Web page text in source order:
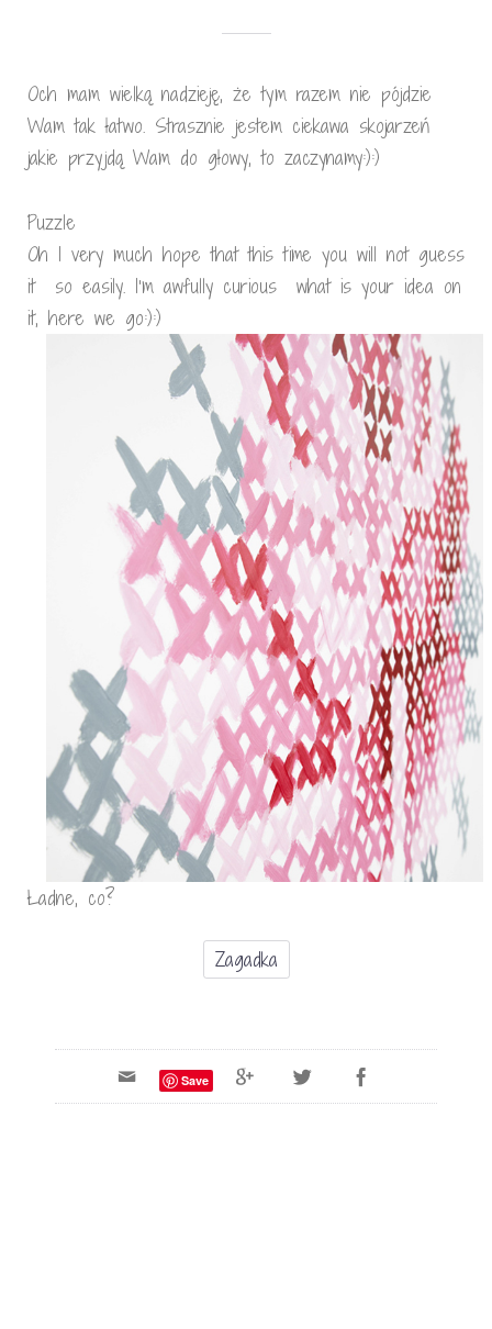
Och mam wielką nadzieję, że tym razem nie pójdzie
Wam tak łatwo. Strasznie jestem ciekawa skojarzeń
jakie przyjdą Wam do głowy, to zaczynamy:):)
Puzzle
Oh I very much hope that this time you will not guess
it so easily. I’m awfully curious what is your idea on
it, here we go:):)
Ładne, co?
Zagadka
Save